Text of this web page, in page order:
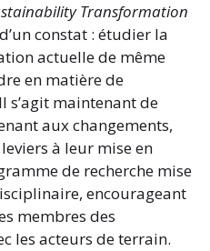
Transformation
constat : étudier la
actuelle de même
en matière de
maintenant de
aux changements,
à leur mise en
de recherche mise
encourageant
membres des
les acteurs de terrain.